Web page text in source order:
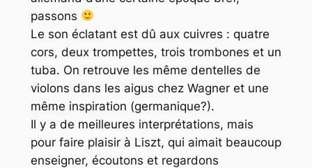
passons
Le son éclatant est dû aux cuivres : quatre
cors, deux trompettes, trois trombones et un
tuba. On retrouve les même dentelles de
violons dans les aigus chez Wagner et une
même inspiration (germanique?).
Il y a de meilleures interprétations, mais
pour faire plaisir à Liszt, qui aimait beaucoup
enseigner, écoutons et regardons